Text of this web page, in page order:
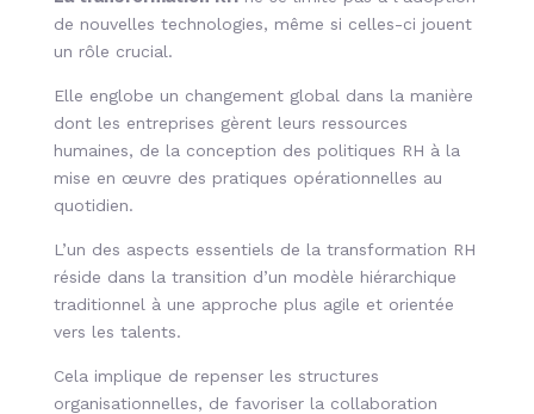
de nouvelles technologies, même si celles-ci jouent
un rôle crucial.
Elle englobe un changement global dans la manière
dont les entreprises gèrent leurs ressources
humaines, de la conception des politiques RH à la
mise en œuvre des pratiques opérationnelles au
quotidien.
L’un des aspects essentiels de la transformation RH
réside dans la transition d’un modèle hiérarchique
traditionnel à une approche plus agile et orientée
vers les talents.
Cela implique de repenser les structures
organisationnelles, de favoriser la collaboration